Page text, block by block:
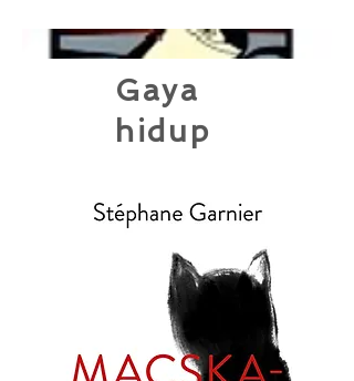
Gaya
hidup